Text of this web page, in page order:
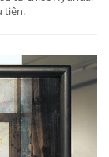
tiên.